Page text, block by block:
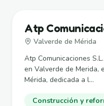
Atp
Valverde de Mérida
Atp Comunicaciones
en Valverde de Merida,
Mérida, dedicada a l...
Construcción y